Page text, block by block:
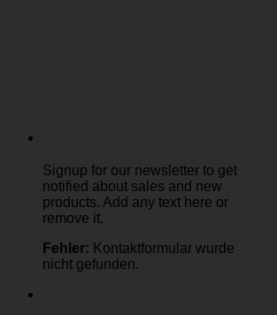
Signup for our newsletter to get
notified about sales and new
products. Add any text here or
remove it.
Fehler: Kontaktformular wurde
nicht gefunden.